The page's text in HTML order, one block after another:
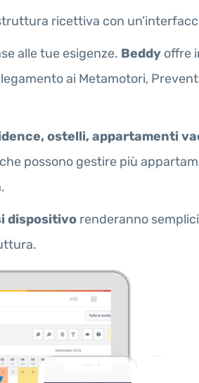
ricettiva con
alle tue esigenze. Beddy offre
ai Metamotori,
ostelli, appartamenti
possono gestire più
dispositivo renderanno